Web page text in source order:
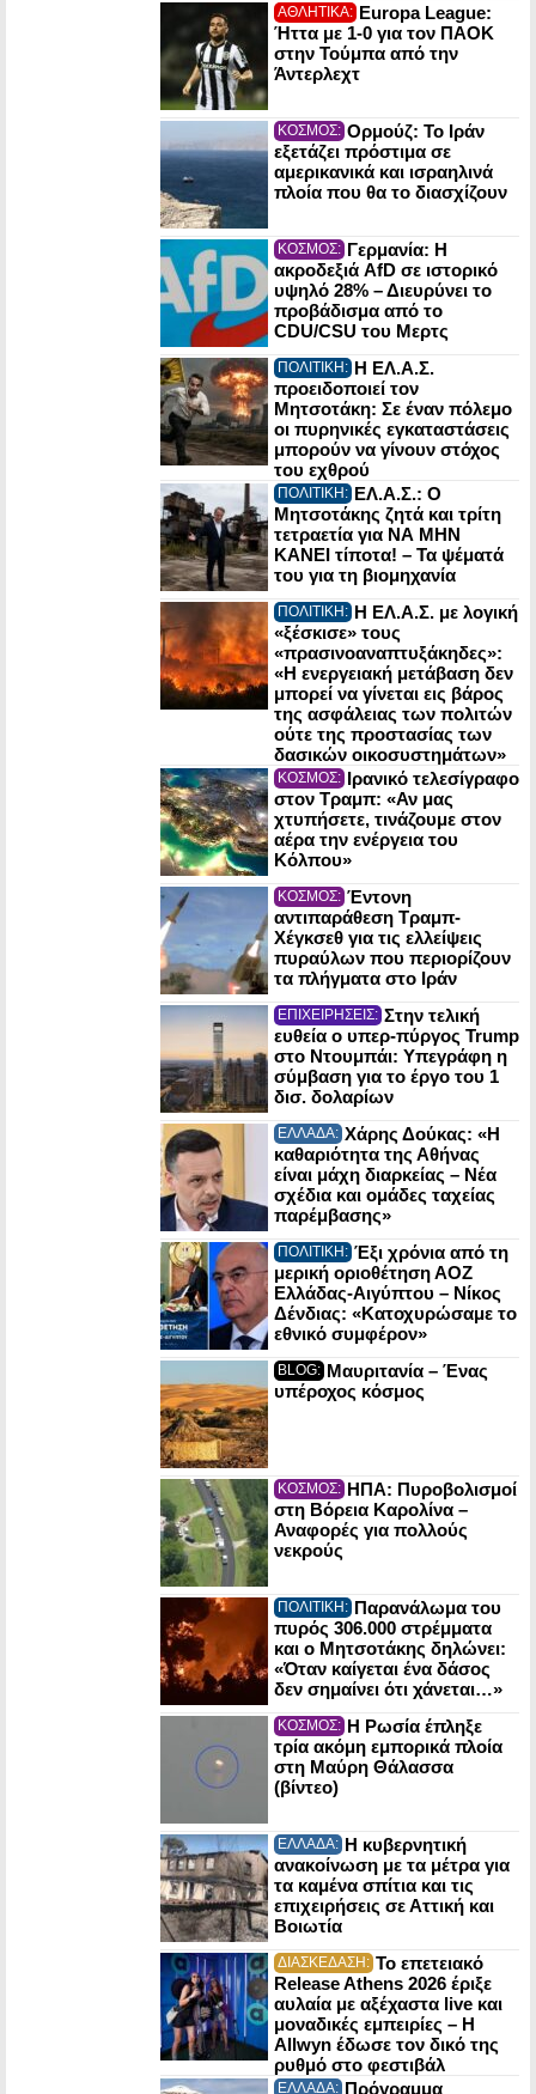
ΑΘΛΗΤΙΚΑ: Europa League:
Ήττα με 1-0 για τον ΠΑΟΚ
στην Τούμπα από την
Άντερλεχτ
ΚΟΣΜΟΣ: Ορμούζ: Το Ιράν
εξετάζει πρόστιμα σε
αμερικανικά και ισραηλινά
πλοία που θα το διασχίζουν
ΚΟΣΜΟΣ: Γερμανία: Η
ακροδεξιά AfD σε ιστορικό
υψηλό 28% – Διευρύνει το
προβάδισμα από το
CDU/CSU του Μερτς
ΠΟΛΙΤΙΚΗ: Η ΕΛ.Α.Σ.
προειδοποιεί τον
Μητσοτάκη: Σε έναν πόλεμο
οι πυρηνικές εγκαταστάσεις
μπορούν να γίνουν στόχος
του εχθρού
ΠΟΛΙΤΙΚΗ: ΕΛ.Α.Σ.: Ο
Μητσοτάκης ζητά και τρίτη
τετραετία για ΝΑ ΜΗΝ
ΚΑΝΕΙ τίποτα! – Τα ψέματά
του για τη βιομηχανία
ΠΟΛΙΤΙΚΗ: Η ΕΛ.Α.Σ. με λογική
«ξέσκισε» τους
«πρασινοαναπτυξάκηδες»:
«Η ενεργειακή μετάβαση δεν
μπορεί να γίνεται εις βάρος
της ασφάλειας των πολιτών
ούτε της προστασίας των
δασικών οικοσυστημάτων»
ΚΟΣΜΟΣ: Ιρανικό τελεσίγραφο
στον Τραμπ: «Αν μας
χτυπήσετε, τινάζουμε στον
αέρα την ενέργεια του
Κόλπου»
ΚΟΣΜΟΣ: Έντονη
αντιπαράθεση Τραμπ-
Χέγκσεθ για τις ελλείψεις
πυραύλων που περιορίζουν
τα πλήγματα στο Ιράν
ΕΠΙΧΕΙΡΗΣΕΙΣ: Στην τελική
ευθεία ο υπερ-πύργος Trump
στο Ντουμπάι: Υπεγράφη η
σύμβαση για το έργο του 1
δισ. δολαρίων
ΕΛΛΑΔΑ: Χάρης Δούκας: «Η
καθαριότητα της Αθήνας
είναι μάχη διαρκείας – Νέα
σχέδια και ομάδες ταχείας
παρέμβασης»
ΠΟΛΙΤΙΚΗ: Έξι χρόνια από τη
μερική οριοθέτηση ΑΟΖ
Ελλάδας-Αιγύπτου – Νίκος
Δένδιας: «Κατοχυρώσαμε το
εθνικό συμφέρον»
BLOG: Μαυριτανία – Ένας
υπέροχος κόσμος
ΚΟΣΜΟΣ: ΗΠΑ: Πυροβολισμοί
στη Βόρεια Καρολίνα –
Αναφορές για πολλούς
νεκρούς
ΠΟΛΙΤΙΚΗ: Παρανάλωμα του
πυρός 306.000 στρέμματα
και ο Μητσοτάκης δηλώνει:
«Όταν καίγεται ένα δάσος
δεν σημαίνει ότι χάνεται…»
ΚΟΣΜΟΣ: Η Ρωσία έπληξε
τρία ακόμη εμπορικά πλοία
στη Μαύρη Θάλασσα
(βίντεο)
ΕΛΛΑΔΑ: Η κυβερνητική
ανακοίνωση με τα μέτρα για
τα καμένα σπίτια και τις
επιχειρήσεις σε Αττική και
Βοιωτία
ΔΙΑΣΚΕΔΑΣΗ: Το επετειακό
Release Athens 2026 έριξε
αυλαία με αξέχαστα live και
μοναδικές εμπειρίες – Η
Allwyn έδωσε τον δικό της
ρυθμό στο φεστιβάλ
ΕΛΛΑΔΑ: Πρόγραμμα